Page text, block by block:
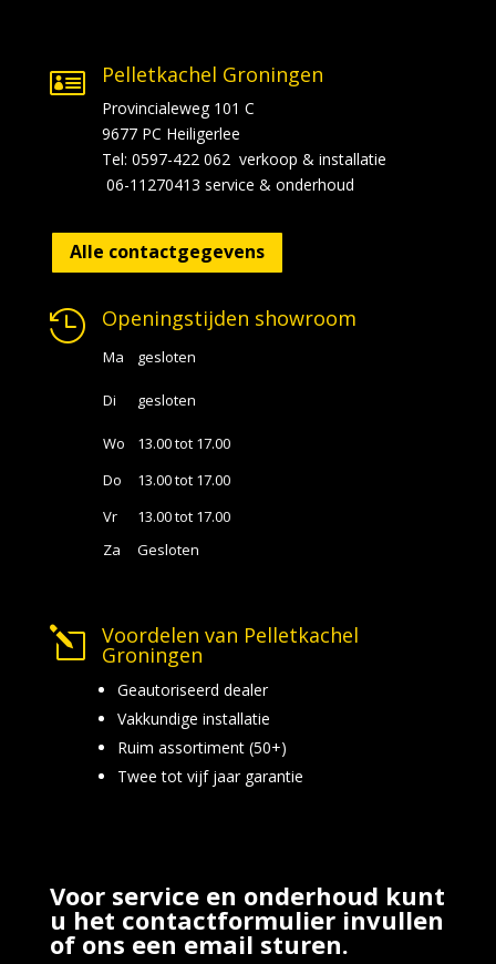
 Pelletkachel Groningen
Provincialeweg 101 C
9677 PC Heiligerlee
Tel: 0597-422 062 verkoop & installatie
06-11270413 service & onderhoud
Alle contactgegevens
 Openingstijden showroom
Ma gesloten
Di gesloten
Wo
13.00 tot 17.00
Do
13.00 tot 17.00
Vr
13.00 tot 17.00
Za
Gesloten
l Voordelen van Pelletkachel
Groningen
Geautoriseerd dealer
Vakkundige installatie
Ruim assortiment (50+)
Twee tot vijf jaar garantie
Voor service en onderhoud kunt
u het contactformulier invullen
of ons een email sturen.